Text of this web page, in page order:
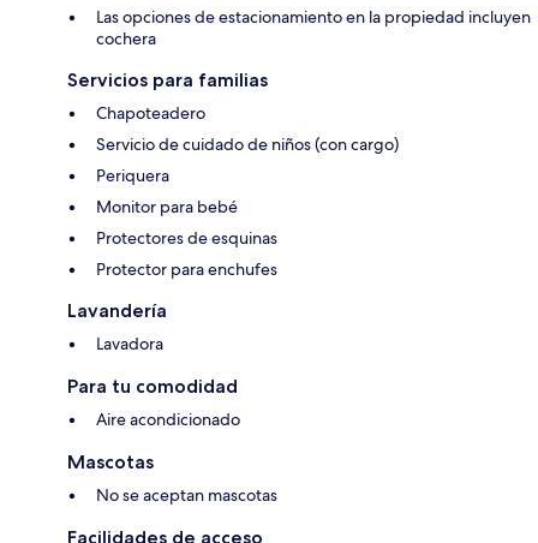
Las opciones de estacionamiento en la propiedad incluyen
cochera
Servicios para familias
Chapoteadero
Servicio de cuidado de niños (con cargo)
Periquera
Monitor para bebé
Protectores de esquinas
Protector para enchufes
Lavandería
Lavadora
Para tu comodidad
Aire acondicionado
Mascotas
No se aceptan mascotas
Facilidades de acceso